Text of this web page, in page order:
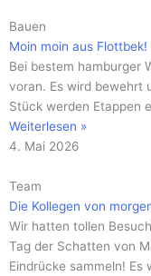
Bauen
Moin moin aus Flottbek!
Bei bestem hamburger
voran. Es wird bewehrt
Stück werden Etappen
Weiterlesen »
4. Mai 2026
Team
Die Kollegen von
Wir hatten tollen
Tag der Schatten von
Eindrücke sammeln! Es